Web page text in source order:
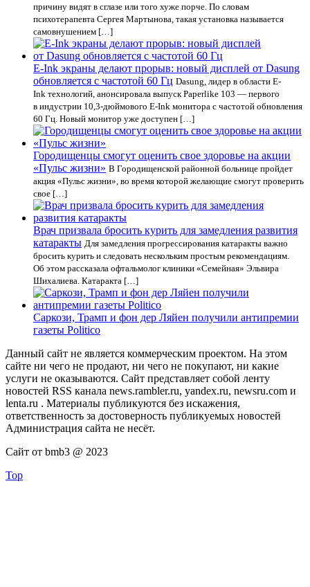
причину видят в сглазе или того хуже порче. По словам
психотерапевта Сергея Мартынова, такая установка называется
самовнушением […]
E-Ink экраны делают прорыв: новый дисплей от Dasung
обновляется с частотой 60 Гц Dasung, лидер в области E-
Ink технологий, анонсировала выпуск Paperlike 103 — первого
в индустрии 10,3-дюймового E-Ink монитора с частотой обновления
60 Гц. Новый монитор уже доступен […]
Городищенцы смогут оценить свое здоровье на акции
«Пульс жизни» В Городищенской районной больнице пройдет
акция «Пульс жизни», во время которой желающие смогут проверить
свое […]
Врач призвала бросить курить для замедления развития
катаракты Для замедления прогрессирования катаракты важно
бросить курить и следовать нескольким простым рекомендациям.
Об этом рассказала офтальмолог клиники «Семейная» Эльвира
Шихалиева. Катаракта […]
Саркози, Трамп и фон дер Ляйен получили антипремии
газеты Politico
Данный сайт не является коммерческим проектом. На этом
сайте ни чего не продают, ни чего не покупают, ни какие
услуги не оказываются. Сайт представляет собой ленту
новостей RSS канала news.rambler.ru, yandex.ru, newsru.com и
lenta.ru . Материалы публикуются без искажения,
ответственность за достоверность публикуемых новостей
Администрация сайта не несёт.
Сайт от bmb3 @ 2023
Top